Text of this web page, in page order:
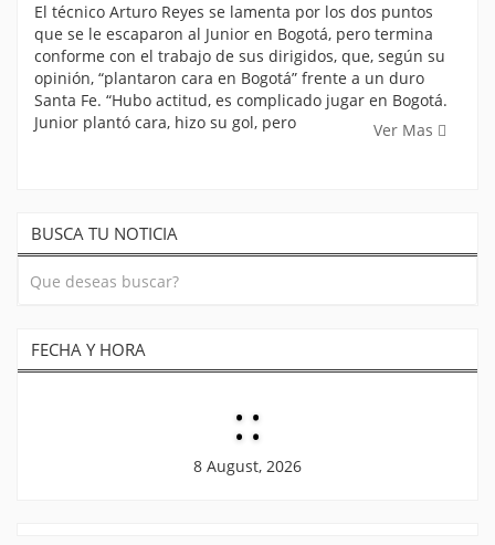
El técnico Arturo Reyes se lamenta por los dos puntos
que se le escaparon al Junior en Bogotá, pero termina
conforme con el trabajo de sus dirigidos, que, según su
opinión, “plantaron cara en Bogotá” frente a un duro
Santa Fe. “Hubo actitud, es complicado jugar en Bogotá.
Junior plantó cara, hizo su gol, pero
Ver Mas
BUSCA TU NOTICIA
FECHA Y HORA
::
8 August, 2026